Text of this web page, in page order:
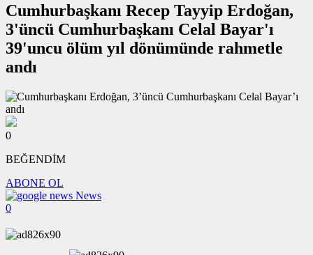
Cumhurbaşkanı Recep Tayyip Erdoğan,
3'üncü Cumhurbaşkanı Celal Bayar'ı
39'uncu ölüm yıl dönümünde rahmetle
andı
0
BEĞENDİM
ABONE OL
News
0